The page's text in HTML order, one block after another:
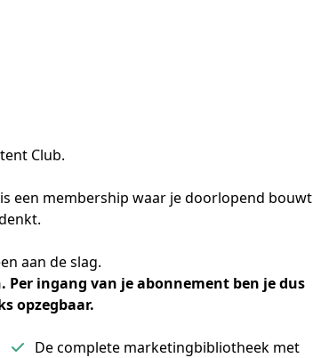
Club.
een membership waar je doorlopend bouwt
aan de slag.
ingang van je abonnement ben je dus
opzegbaar.
De complete marketingbibliotheek met